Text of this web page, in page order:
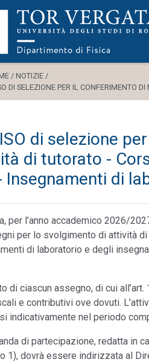
/ NOTIZIE /
DI SELEZIONE PER IL CONFERIMENTO
di selezione
di tutorato -
Insegnamenti di
per l’anno accademico 2026/
per lo svolgimento di attività
di laboratorio e degli
di ciascun assegno, di cui
e contributivi ove dovuti.
indicativamente nel periodo
di partecipazione, redatta in
1), dovrà essere indirizzata al